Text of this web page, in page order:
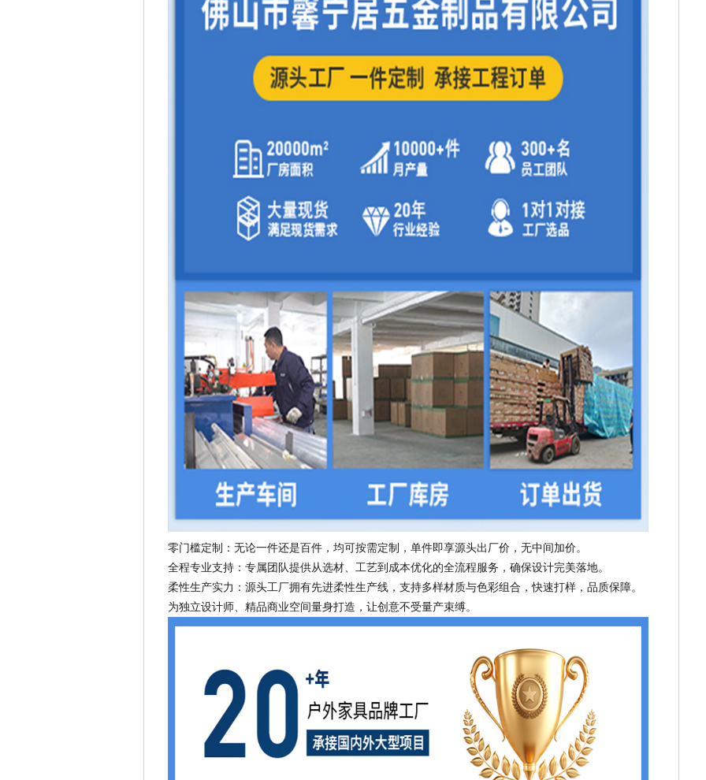
零门槛定制：无论一件还是百件，均可按需定制，单件即享源头出厂价，无中间加价。
全程专业支持：专属团队提供从选材、工艺到成本优化的全流程服务，确保设计完美落地。
柔性生产实力：源头工厂拥有先进柔性生产线，支持多样材质与色彩组合，快速打样，品质保障。
为独立设计师、精品商业空间量身打造，让创意不受量产束缚。